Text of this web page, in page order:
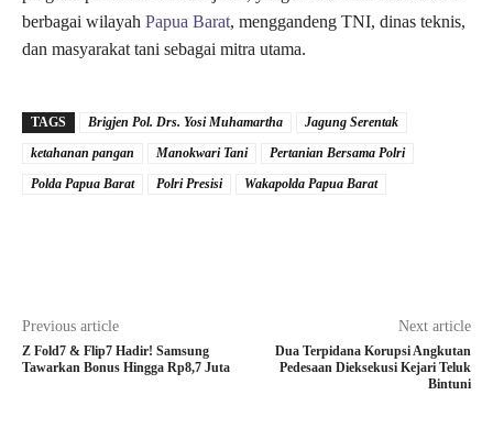
berbagai wilayah Papua Barat, menggandeng TNI, dinas teknis,
dan masyarakat tani sebagai mitra utama.
TAGS Brigjen Pol. Drs. Yosi Muhamartha
Jagung Serentak
ketahanan pangan
Manokwari Tani
Pertanian Bersama Polri
Polda Papua Barat
Polri Presisi Wakapolda Papua Barat
Previous article
Z Fold7 & Flip7 Hadir! Samsung
Tawarkan Bonus Hingga Rp8,7 Juta
Next article
Dua Terpidana Korupsi Angkutan
Pedesaan Dieksekusi Kejari Teluk
Bintuni